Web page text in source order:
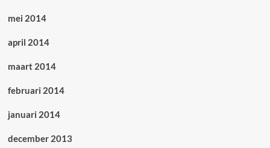
mei 2014
april 2014
maart 2014
februari 2014
januari 2014
december 2013